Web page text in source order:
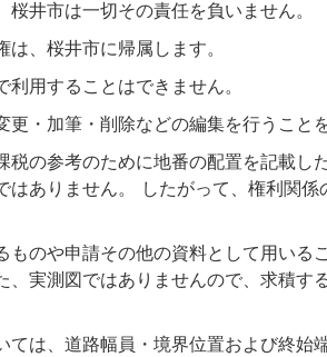
桜井市は一切その責任を負いません。
は、桜井市に帰属します。
利用することはできません。
更・加筆・削除などの編集を行うこと
の参考のために地番の配置を記載し
ありません。 したがって、権利関係
ものや申請その他の資料として用いる
実測図ではありませんので、求積す
ては、道路幅員・境界位置および終始